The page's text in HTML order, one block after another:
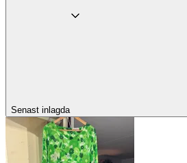
Senast inlagda